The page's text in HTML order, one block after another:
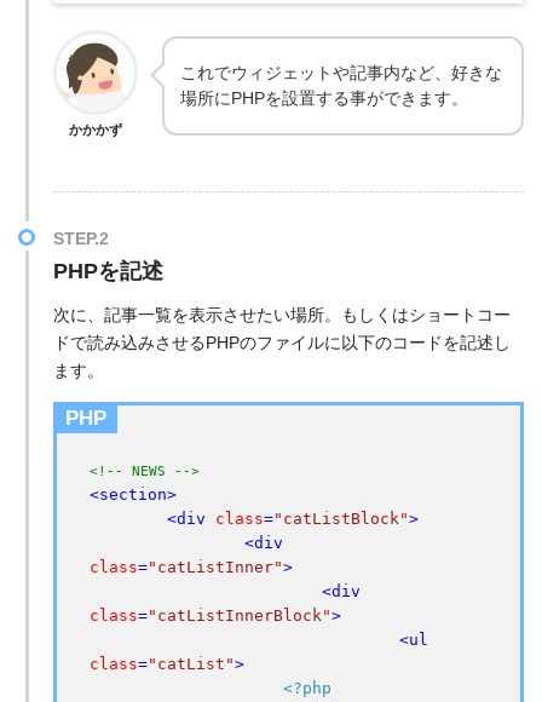
かかかず
これでウィジェットや記事内など、好きな
場所にPHPを設置する事ができます。
PHPを記述
次に、記事一覧を表示させたい場所。もしくはショートコー
ドで読み込みさせるPHPのファイルに以下のコードを記述し
ます。
PHP
<!-- NEWS -->
<section>
<div class="catListBlock">
<div
class="catListInner">
<div
class="catListInnerBlock">
<ul
class="catList">
<?php